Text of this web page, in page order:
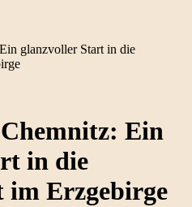
glanzvoller Start in die
Ein
in die
im Erzgebirge